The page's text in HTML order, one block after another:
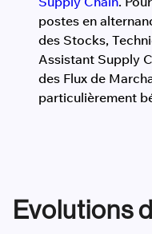
postes en
des Stocks,
Assistant Supply
des Flux de
particulièrement
Evolutions